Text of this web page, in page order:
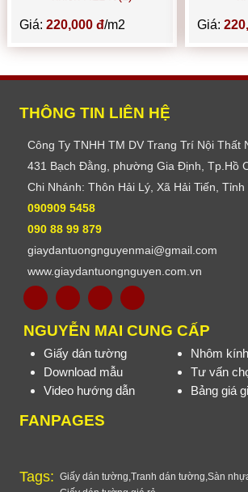
Giá:220,000 đ/m2 Giá:
THÔNG TIN LIÊN HỆ
Công Ty TNHH TM DV Trang Trí Nội Thất
431 Bạch Đằng, phường Gia Định, Tp.Hồ
Chi Nhánh: Thôn Hải Lý, Xã Hải Tiến, Tỉnh
090909 5458
090 88 99 879
giaydantuongnguyenmai@gmail.com
www.giaydantuongnguyen.com.vn
NGUYỄN MAI CUNG CẤP
Giấy dán tường
Nhôm kính
Download mẫu
Tư vấn
Video hướng dẫn
Bảng giá
FANPAGES
Tags: Giấy dán tường ,Tranh dán tường ,Sàn